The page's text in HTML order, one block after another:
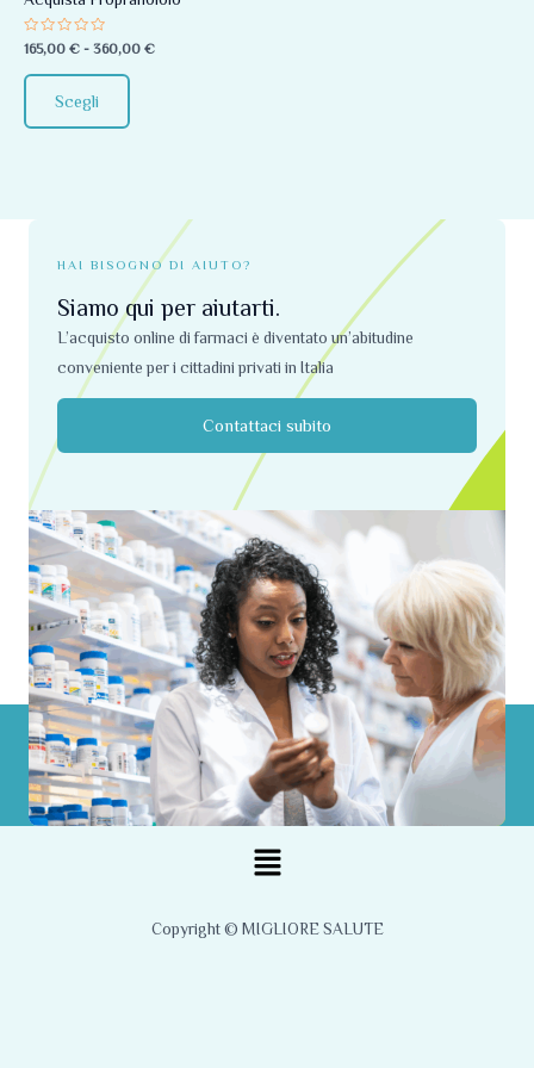
Valutato
0
su
5
165,00 € - 360,00 €
Scegli
scelte
nella
HAI BISOGNO DI AIUTO?
Siamo qui per aiutarti.
L’acquisto online di farmaci è diventato un’abitudine
conveniente per i cittadini privati ​​in Italia
Contattaci subito
Menu
Copyright © MIGLIORE SALUTE